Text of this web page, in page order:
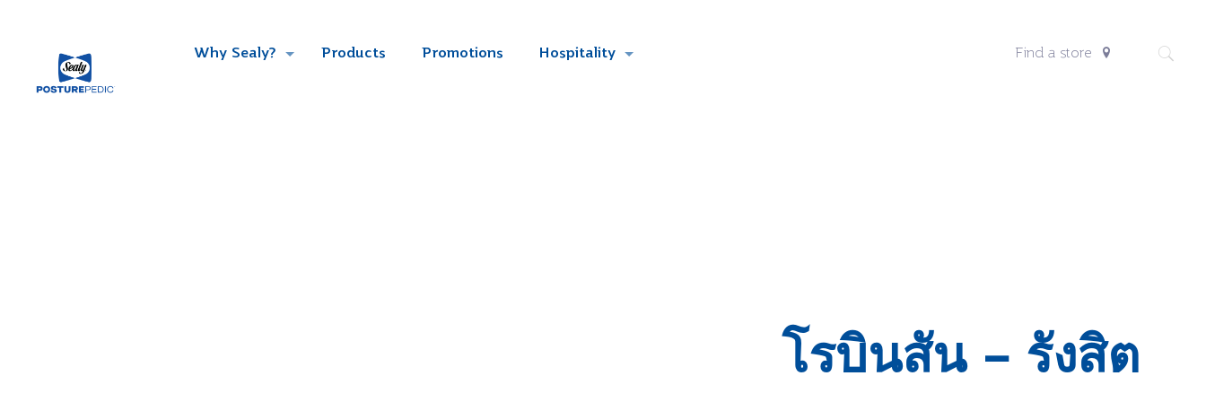
Why Sealy? Products Promotions Hospitality Find a store
โรบินสัน – รังสิต